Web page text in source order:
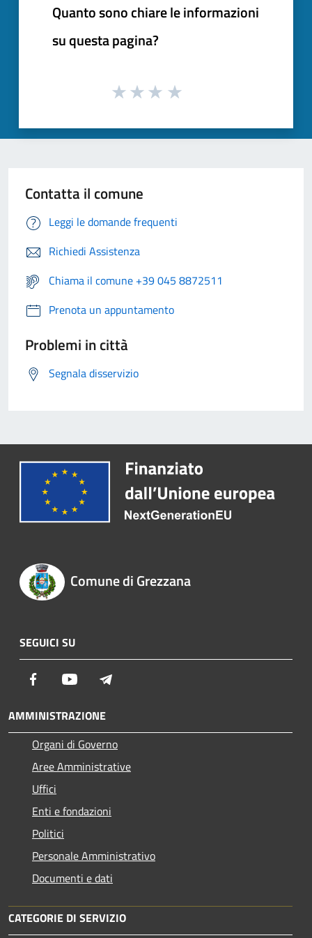
Quanto sono chiare le informazioni
su questa pagina?
Contatta il comune
Leggi le domande frequenti
Richiedi Assistenza
Chiama il comune +39 045 8872511
Prenota un appuntamento
Problemi in città
Segnala disservizio
Comune di Grezzana
SEGUICI SU
Facebook Youtube
AMMINISTRAZIONE
Organi di Governo
Aree Amministrative
Uffici
Enti e fondazioni
Politici
Personale Amministrativo
Documenti e dati
CATEGORIE DI SERVIZIO